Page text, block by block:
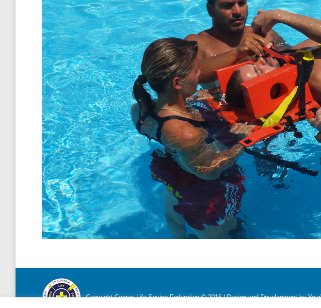
Copyright Cyprus Life Saving Federation © 2016 | Design and Development by